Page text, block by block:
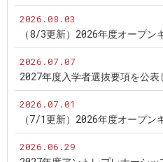
2026.08.03
（8/3更新）2026年度オープン
2026.07.07
2027年度入学者選抜要項を公表
2026.07.01
（7/1更新）2026年度オープン
2026.06.29